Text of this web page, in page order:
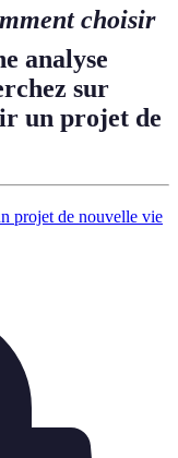
choisir
analyse
sur
un projet de
projet de nouvelle vie